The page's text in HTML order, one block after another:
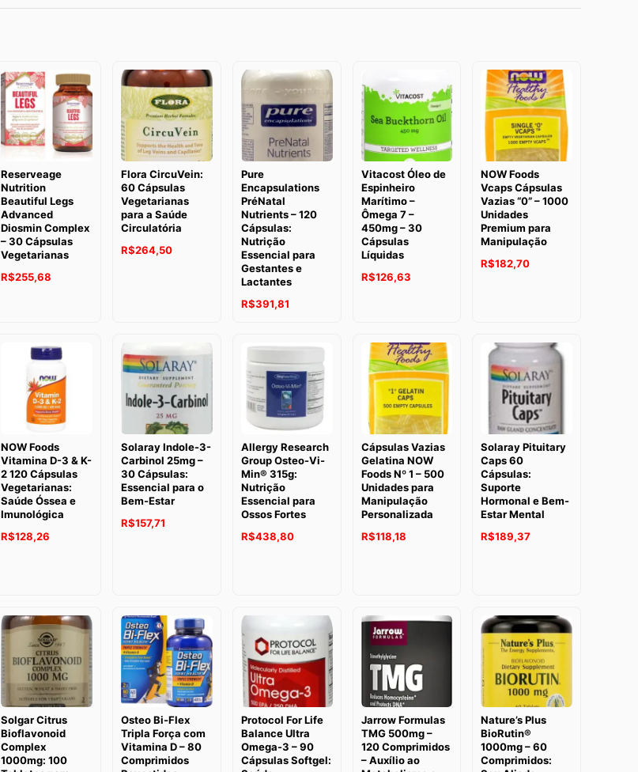
Reserveage
Nutrition
Beautiful Legs
Advanced
Diosmin Complex
– 30 Cápsulas
Vegetarianas
O
R$273,95.
R$255,68
R$255,68.
Flora CircuVein:
60 Cápsulas
Vegetarianas
para a Saúde
Circulatória
O
R$264,50O
Pure
Encapsulations
PréNatal
Nutrients – 120
Cápsulas:
Nutrição
Essencial para
Gestantes e
Lactantes
R$391,81
Vitacost Óleo de
Espinheiro
Marítimo –
Ômega 7 –
450mg – 30
Cápsulas
Líquidas
R$126,63
NOW Foods
Vcaps Cápsulas
Vazias “0” – 1000
Unidades
Premium para
Manipulação
O
R$297,57.
R$182,70O
R$182,70.
NOW Foods
Vitamina D-3 & K-
2 120 Cápsulas
Vegetarianas:
Saúde Óssea e
Imunológica
O
R$184,12.
R$128,26
R$128,26.
Solaray Indole-3-
Carbinol 25mg –
30 Cápsulas:
Essencial para o
Bem-Estar
O
R$157,71
Allergy Research
Group Osteo-Vi-
Min® 315g:
Nutrição
Essencial para
Ossos Fortes
R$438,80
Cápsulas Vazias
Gelatina NOW
Foods Nº 1 – 500
Unidades para
Manipulação
Personalizada
O
R$182,54.
R$118,18O
R$118,18.
Solaray Pituitary
Caps 60
Cápsulas:
Suporte
Hormonal e Bem-
Estar Mental
O
R$192,68.
R$189,37O
R$189,37.
Solgar Citrus
Bioflavonoid
Complex
1000mg: 100
Osteo Bi-Flex
Tripla Força com
Vitamina D – 80
Comprimidos
Protocol For Life
Balance Ultra
Omega-3 – 90
Cápsulas Softgel:
Jarrow Formulas
TMG 500mg –
120 Comprimidos
– Auxílio ao
Nature’s Plus
BioRutin®
1000mg – 60
Comprimidos: